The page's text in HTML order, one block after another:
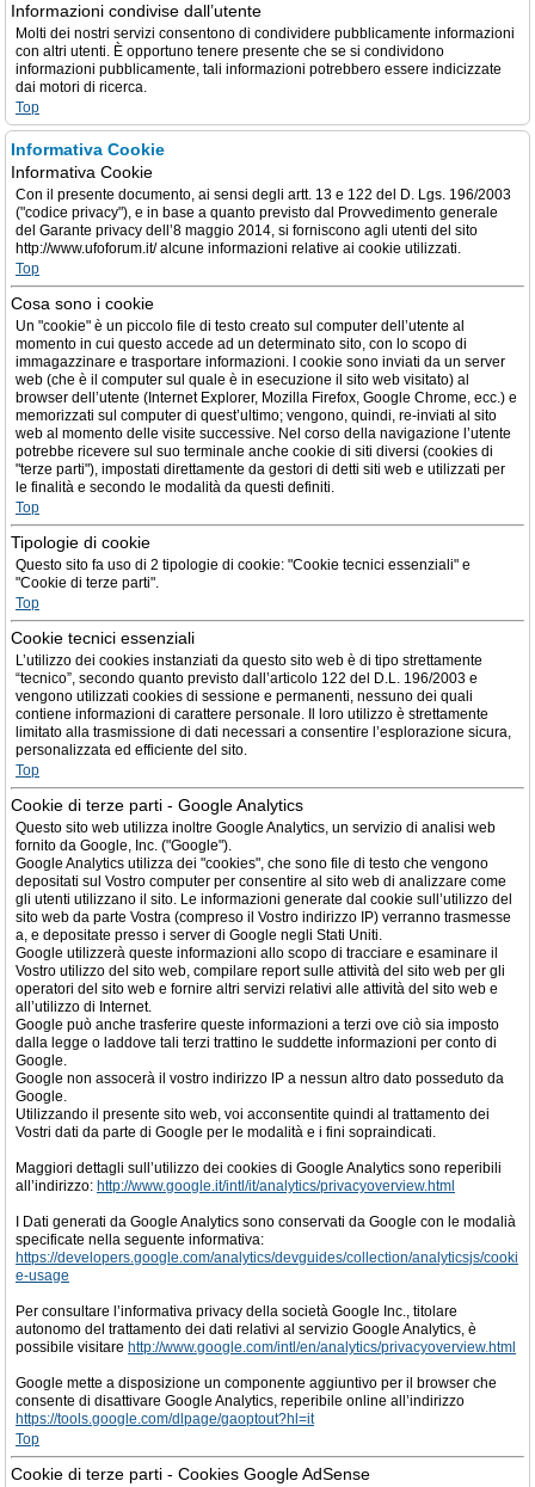
Informazioni condivise dall’utente
Molti dei nostri servizi consentono di condividere pubblicamente informazioni
con altri utenti. È opportuno tenere presente che se si condividono
informazioni pubblicamente, tali informazioni potrebbero essere indicizzate
dai motori di ricerca.
Top
Informativa Cookie
Informativa Cookie
Con il presente documento, ai sensi degli artt. 13 e 122 del D. Lgs. 196/2003
("codice privacy"), e in base a quanto previsto dal Provvedimento generale
del Garante privacy dell’8 maggio 2014, si forniscono agli utenti del sito
http://www.ufoforum.it/ alcune informazioni relative ai cookie utilizzati.
Top
Cosa sono i cookie
Un "cookie" è un piccolo file di testo creato sul computer dell’utente al
momento in cui questo accede ad un determinato sito, con lo scopo di
immagazzinare e trasportare informazioni. I cookie sono inviati da un server
web (che è il computer sul quale è in esecuzione il sito web visitato) al
browser dell’utente (Internet Explorer, Mozilla Firefox, Google Chrome, ecc.) e
memorizzati sul computer di quest’ultimo; vengono, quindi, re-inviati al sito
web al momento delle visite successive. Nel corso della navigazione l’utente
potrebbe ricevere sul suo terminale anche cookie di siti diversi (cookies di
"terze parti"), impostati direttamente da gestori di detti siti web e utilizzati per
le finalità e secondo le modalità da questi definiti.
Top
Tipologie di cookie
Questo sito fa uso di 2 tipologie di cookie: "Cookie tecnici essenziali" e
"Cookie di terze parti".
Top
Cookie tecnici essenziali
L’utilizzo dei cookies instanziati da questo sito web è di tipo strettamente
“tecnico”, secondo quanto previsto dall’articolo 122 del D.L. 196/2003 e
vengono utilizzati cookies di sessione e permanenti, nessuno dei quali
contiene informazioni di carattere personale. Il loro utilizzo è strettamente
limitato alla trasmissione di dati necessari a consentire l’esplorazione sicura,
personalizzata ed efficiente del sito.
Top
Cookie di terze parti - Google Analytics
Questo sito web utilizza inoltre Google Analytics, un servizio di analisi web
fornito da Google, Inc. ("Google").
Google Analytics utilizza dei "cookies", che sono file di testo che vengono
depositati sul Vostro computer per consentire al sito web di analizzare come
gli utenti utilizzano il sito. Le informazioni generate dal cookie sull’utilizzo del
sito web da parte Vostra (compreso il Vostro indirizzo IP) verranno trasmesse
a, e depositate presso i server di Google negli Stati Uniti.
Google utilizzerà queste informazioni allo scopo di tracciare e esaminare il
Vostro utilizzo del sito web, compilare report sulle attività del sito web per gli
operatori del sito web e fornire altri servizi relativi alle attività del sito web e
all’utilizzo di Internet.
Google può anche trasferire queste informazioni a terzi ove ciò sia imposto
dalla legge o laddove tali terzi trattino le suddette informazioni per conto di
Google.
Google non assocerà il vostro indirizzo IP a nessun altro dato posseduto da
Google.
Utilizzando il presente sito web, voi acconsentite quindi al trattamento dei
Vostri dati da parte di Google per le modalità e i fini sopraindicati.
Maggiori dettagli sull’utilizzo dei cookies di Google Analytics sono reperibili
all’indirizzo: http://www.google.it/intl/it/analytics/privacyoverview.html
I Dati generati da Google Analytics sono conservati da Google con le modalià
specificate nella seguente informativa:
https://developers.google.com/analytics/devguides/collection/analyticsjs/cooki
e-usage
Per consultare l’informativa privacy della società Google Inc., titolare
autonomo del trattamento dei dati relativi al servizio Google Analytics, è
possibile visitare http://www.google.com/intl/en/analytics/privacyoverview.html
Google mette a disposizione un componente aggiuntivo per il browser che
consente di disattivare Google Analytics, reperibile online all’indirizzo
https://tools.google.com/dlpage/gaoptout?hl=it
Top
Cookie di terze parti - Cookies Google AdSense